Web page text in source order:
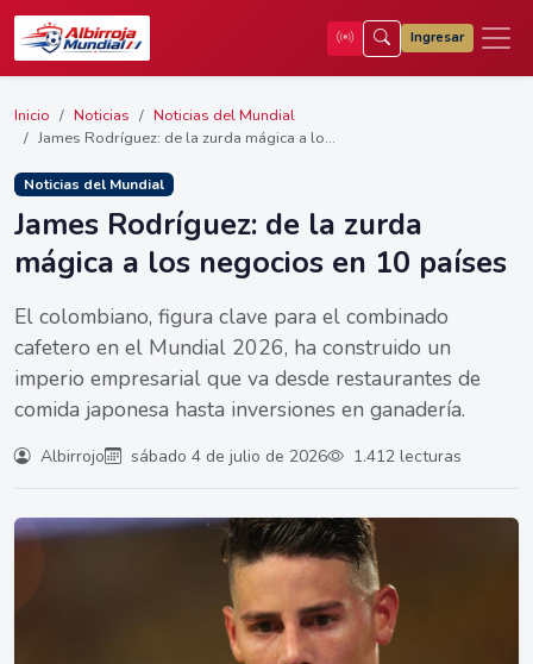
Ingresar
Inicio Noticias
Noticias del Mundial
James Rodríguez: de la zurda mágica a lo...
Noticias del Mundial
James Rodríguez: de la zurda
mágica a los negocios en 10 países
El colombiano, figura clave para el combinado
cafetero en el Mundial 2026, ha construido un
imperio empresarial que va desde restaurantes de
comida japonesa hasta inversiones en ganadería.
Albirrojo sábado 4 de julio de 2026 1.412 lecturas